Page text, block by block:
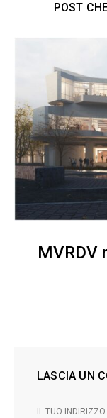
POST
MVRDV
LASCIA UN
IL TUO